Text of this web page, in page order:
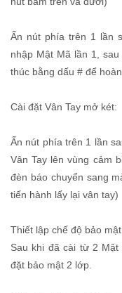
Ấn nút phía trên 1 lần
nhập Mật Mã lần 1,
thúc bằng dấu # để
Cài đặt Vân Tay mở két:
Ấn nút phía trên 1 lần
Vân Tay lên vùng cảm
đèn báo chuyển sang
tiến hành lấy lại vân tay)
Thiết lập chế độ bảo
Sau khi đã cài từ 2
đặt bảo mật 2 lớp.